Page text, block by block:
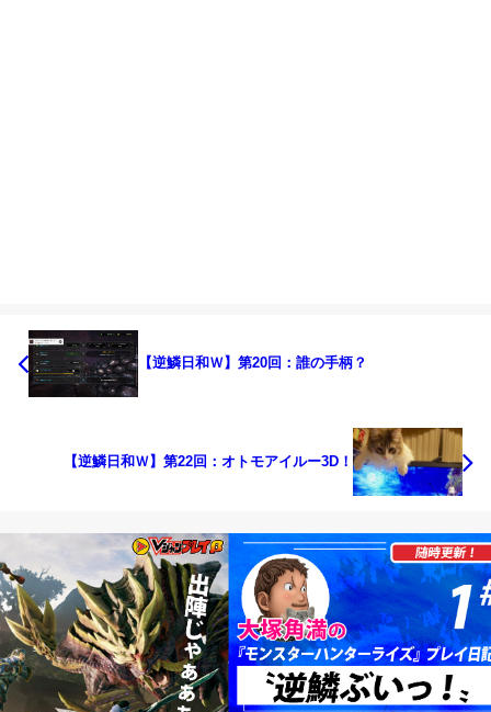
【逆鱗日和Ｗ】第20回：誰の手柄？
【逆鱗日和Ｗ】第22回：オトモアイルー3D！